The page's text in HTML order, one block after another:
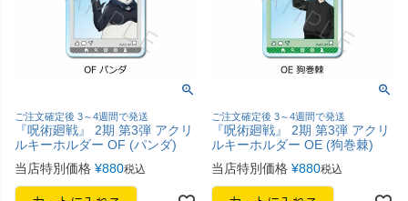
ご注文確定後 3～4週間で発送
『呪術廻戦』 2期 第3弾 アクリ
ルキーホルダー OF (パンダ)
当店特別価格 ¥880税込
ご注文確定後 3～4週間で発送
『呪術廻戦』 2期 第3弾 アクリ
ルキーホルダー OE (狗巻棘)
当店特別価格 ¥880税込